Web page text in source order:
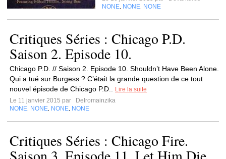
NONE NONE NONE
Critiques Séries : Chicago P.D.
Saison 2. Episode 10.
Chicago P.D. // Saison 2. Episode 10. Shouldn’t Have Been Alone.
Qui a tué sur Burgess ? C’était la grande question de ce tout
nouvel épisode de Chicago P.D..
Lire la suite
Le 11 janvier 2015 par
Delromainzika
NONE NONE NONE NONE
Critiques Séries : Chicago Fire.